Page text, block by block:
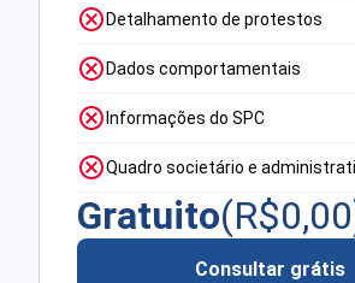
Detalhamento de protestos
Dados comportamentais
Informações do SPC
Quadro societário e
Gratuito(R$0,00
Consultar grátis